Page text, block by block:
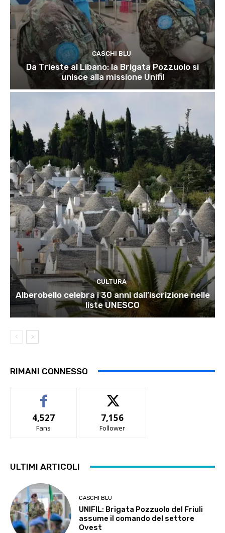
CASCHI BLU
Da Trieste al Libano: la Brigata Pozzuolo si
unisce alla missione Unifil
CULTURA
Alberobello celebra i 30 anni dall’iscrizione nelle
liste UNESCO
RIMANI CONNESSO
4,527
Fans
7,156
Follower
ULTIMI ARTICOLI
CASCHI BLU
UNIFIL: Brigata Pozzuolo del Friuli
assume il comando del settore
Ovest